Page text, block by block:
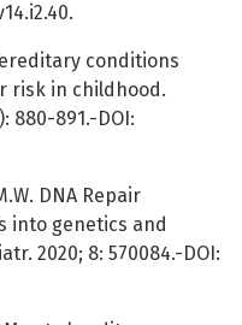
conditions
risk in childhood.
880-891.-DOI:
DNA Repair
into genetics and
2020; 8: 570084.-DOI: